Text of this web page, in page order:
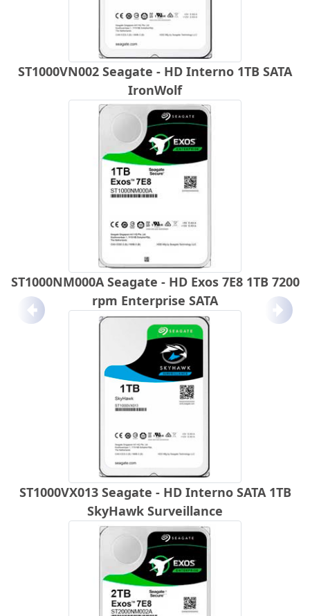
ST1000VN002 Seagate - HD Interno 1TB SATA
IronWolf
ST1000NM000A Seagate - HD Exos 7E8 1TB 7200
rpm Enterprise SATA
ST1000VX013 Seagate - HD Interno SATA 1TB
SkyHawk Surveillance
Anterior